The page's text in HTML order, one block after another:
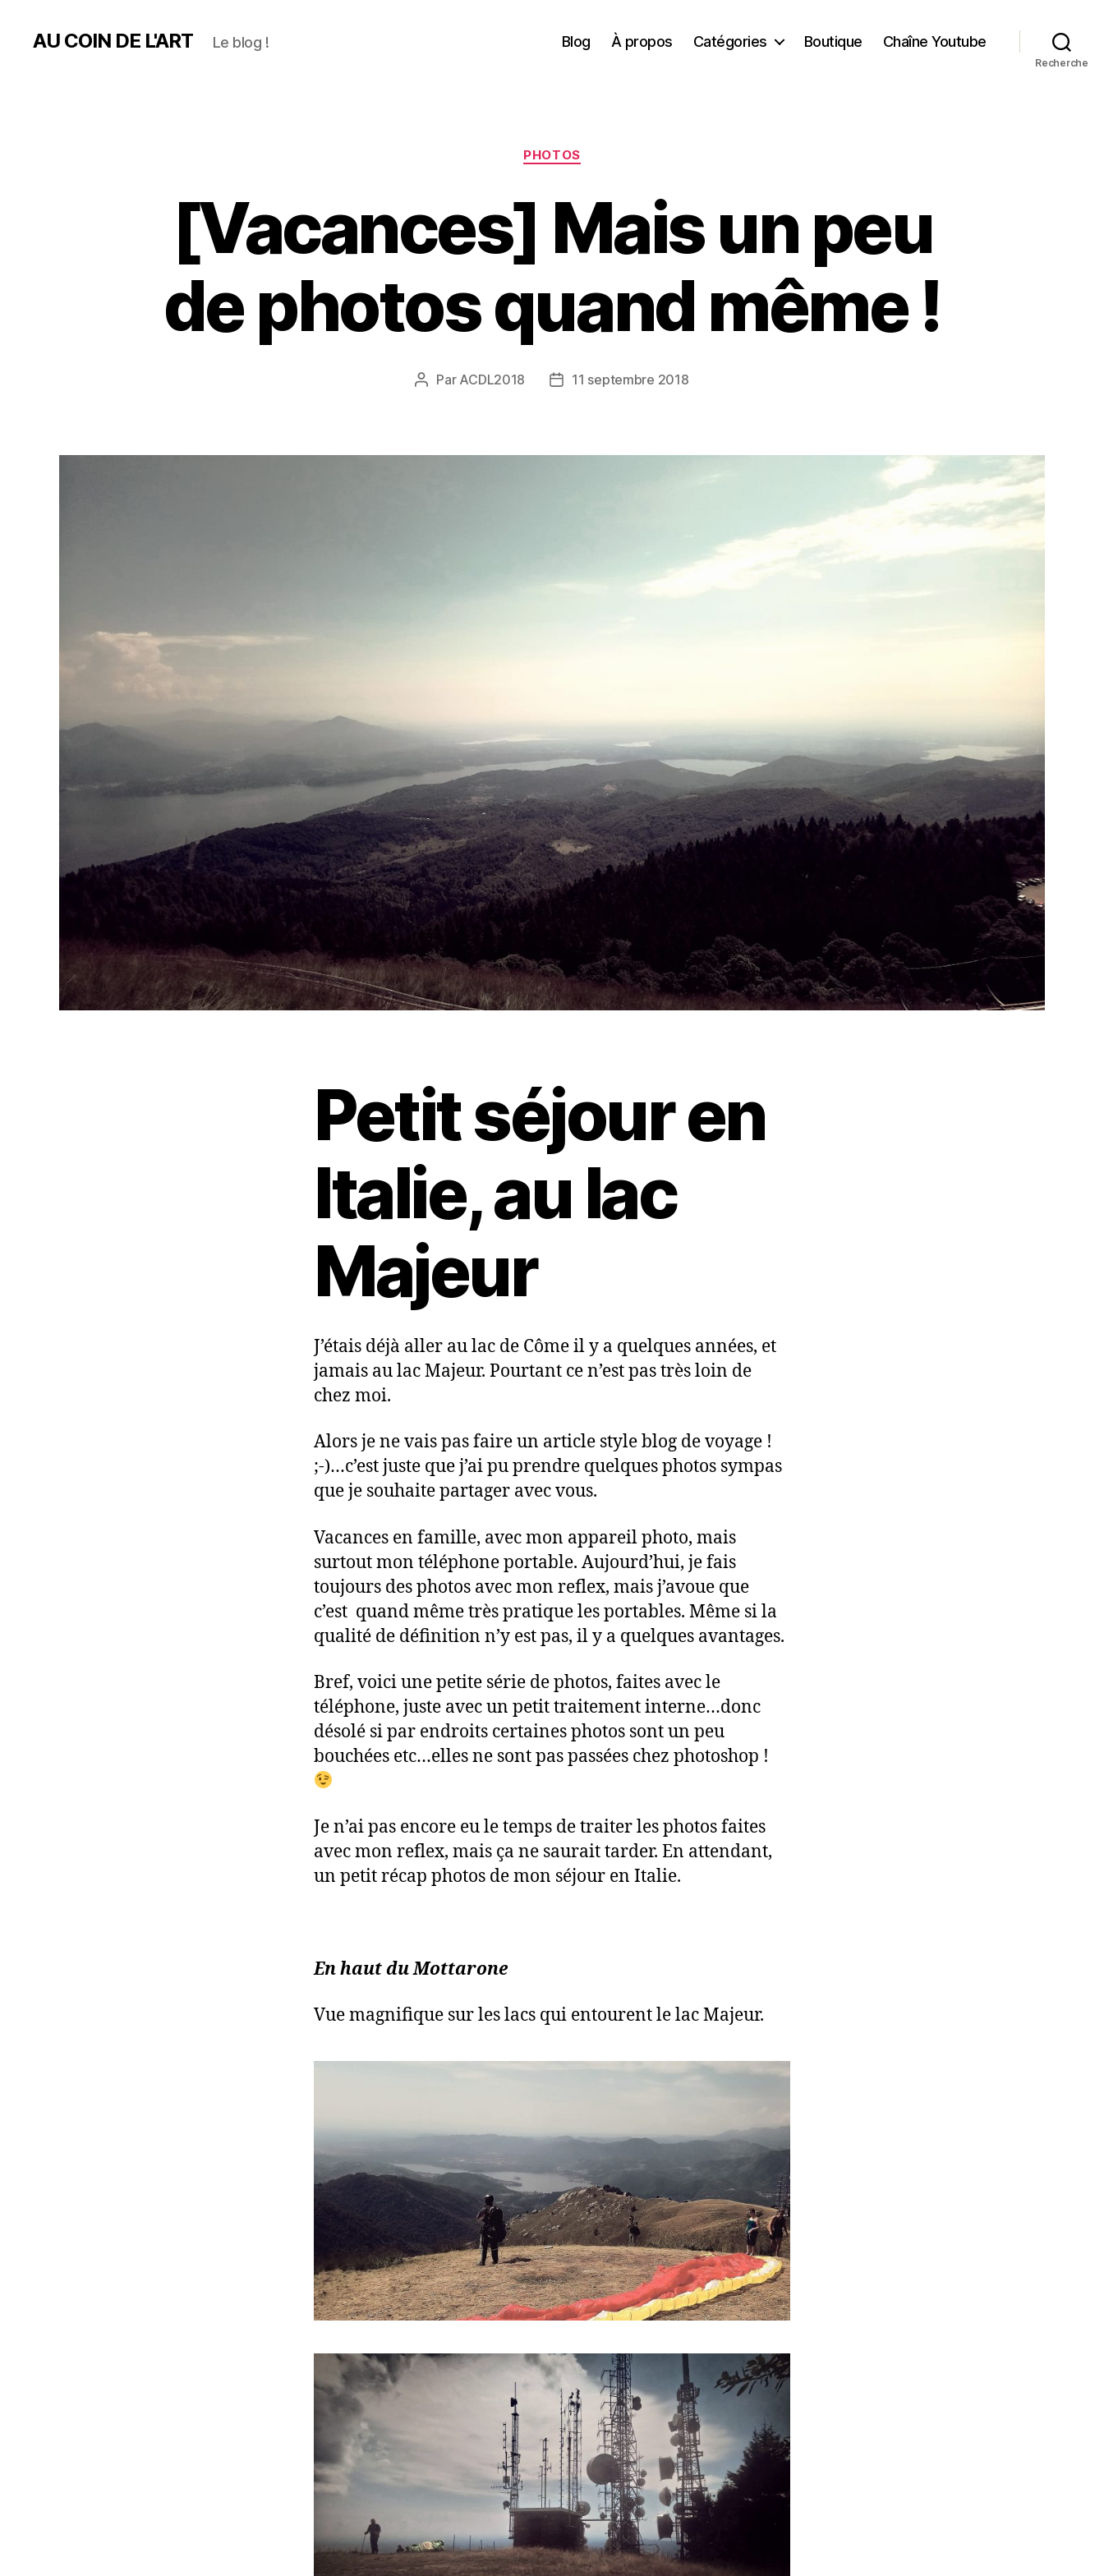
AU COIN DE L'ART Le blog ! Blog À propos Catégories Boutique Chaîne Youtube
Recherche
Catégories
PHOTOS
[Vacances] Mais un peu
de photos quand même !
Auteur
Par ACDL2018
Date11 septembre 2018
Petit séjour en
Italie, au lac
Majeur
J’étais déjà aller au lac de Côme il y a quelques années, et
jamais au lac Majeur. Pourtant ce n’est pas très loin de
chez moi.
Alors je ne vais pas faire un article style blog de voyage !
;-)…c’est juste que j’ai pu prendre quelques photos sympas
que je souhaite partager avec vous.
Vacances en famille, avec mon appareil photo, mais
surtout mon téléphone portable. Aujourd’hui, je fais
toujours des photos avec mon reflex, mais j’avoue que
c’est quand même très pratique les portables. Même si la
qualité de définition n’y est pas, il y a quelques avantages.
Bref, voici une petite série de photos, faites avec le
téléphone, juste avec un petit traitement interne…donc
désolé si par endroits certaines photos sont un peu
bouchées etc…elles ne sont pas passées chez photoshop !
Je n’ai pas encore eu le temps de traiter les photos faites
avec mon reflex, mais ça ne saurait tarder. En attendant,
un petit récap photos de mon séjour en Italie.
En haut du Mottarone
Vue magnifique sur les lacs qui entourent le lac Majeur.